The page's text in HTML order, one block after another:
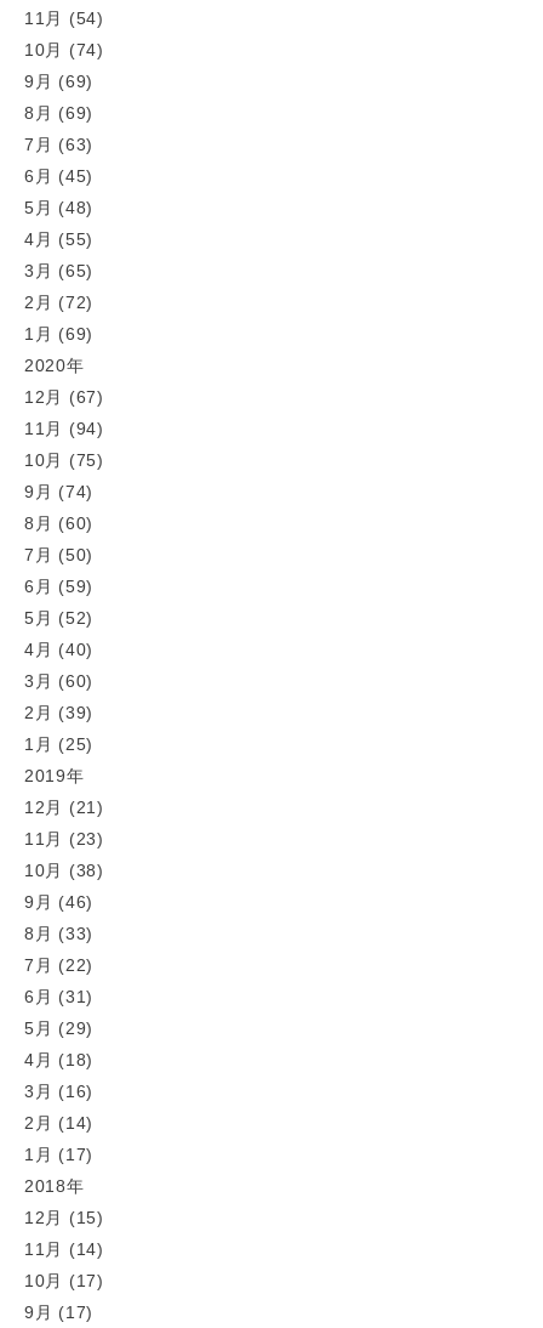
11月 (54)
10月 (74)
9月 (69)
8月 (69)
7月 (63)
6月 (45)
5月 (48)
4月 (55)
3月 (65)
2月 (72)
1月 (69)
2020年
12月 (67)
11月 (94)
10月 (75)
9月 (74)
8月 (60)
7月 (50)
6月 (59)
5月 (52)
4月 (40)
3月 (60)
2月 (39)
1月 (25)
2019年
12月 (21)
11月 (23)
10月 (38)
9月 (46)
8月 (33)
7月 (22)
6月 (31)
5月 (29)
4月 (18)
3月 (16)
2月 (14)
1月 (17)
2018年
12月 (15)
11月 (14)
10月 (17)
9月 (17)